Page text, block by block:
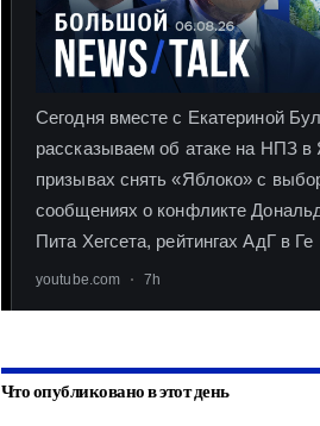
Что опубликовано в этот день